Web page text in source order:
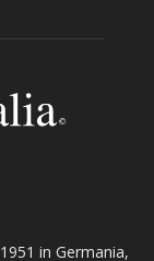
in Germania,